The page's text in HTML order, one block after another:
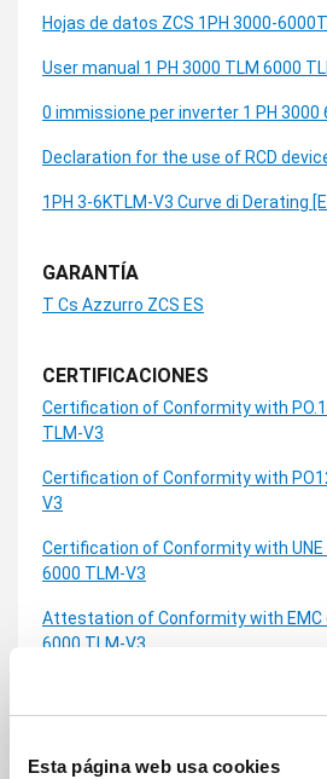
Esta página web usa cookies
Hojas de datos ZCS 1PH 3000-
User manual 1 PH 3000 TLM 6000
0 immissione per inverter 1 PH 3000
Declaration for the use of RCD
1PH 3-6KTLM-V3 Curve di Derating
GARANTÍA
T Cs Azzurro ZCS ES
CERTIFICACIONES
Certification of Conformity with
TLM-V3
Certification of Conformity with
V3
Certification of Conformity with UNE
6000 TLM-V3
Attestation of Conformity with EMC
6000 TLM-V3
Attestation of Conformity with LVD
TLM-V3
Attestation of Conformity with